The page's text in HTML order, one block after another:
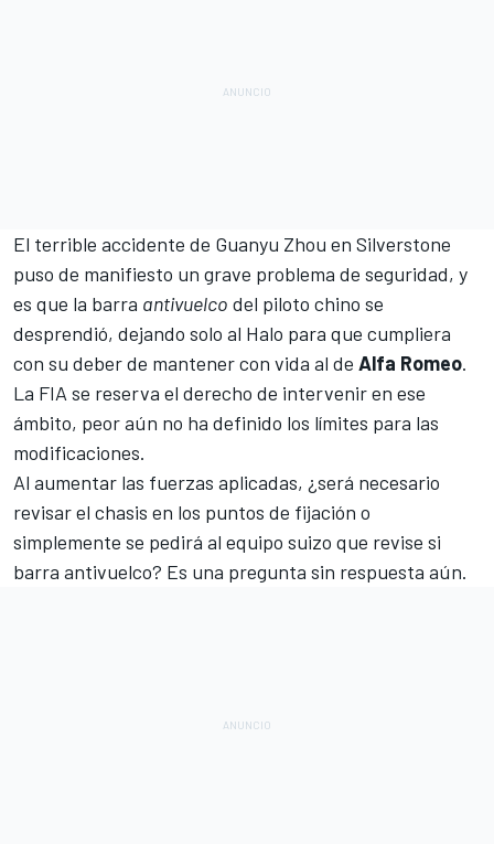
El terrible accidente de Guanyu Zhou en Silverstone
puso de manifiesto un grave problema de seguridad, y
es que la barra antivuelco del piloto chino se
desprendió, dejando solo al Halo para que cumpliera
con su deber de mantener con vida al de Alfa Romeo.
La FIA se reserva el derecho de intervenir en ese
ámbito, peor aún no ha definido los límites para las
modificaciones.
Al aumentar las fuerzas aplicadas, ¿será necesario
revisar el chasis en los puntos de fijación o
simplemente se pedirá al equipo suizo que revise si
barra antivuelco? Es una pregunta sin respuesta aún.